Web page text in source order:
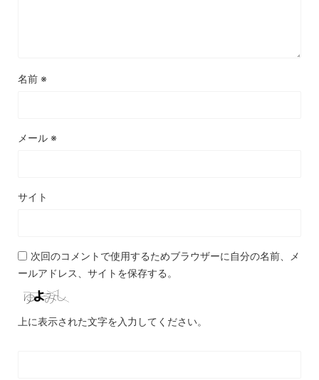
名前 ※
メール ※
サイト
次回のコメントで使用するためブラウザーに自分の名前、メ
ールアドレス、サイトを保存する。
上に表示された文字を入力してください。